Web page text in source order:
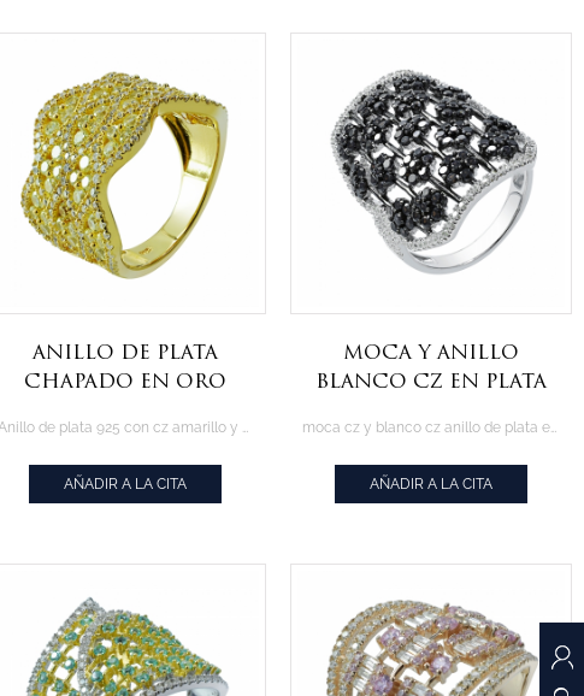
anillo de plata
chapado en oro
blanco
AÑADIR A LA CITA
moca y anillo
blanco cz en plata
AÑADIR A LA CITA